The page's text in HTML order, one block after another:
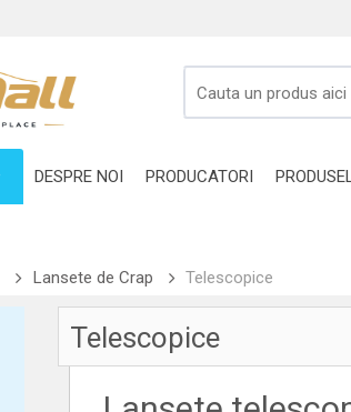
DESPRE NOI PRODUCATORI
Lansete de Crap Telescopice
Telescopice